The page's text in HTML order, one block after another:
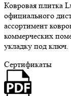
Ковровая плитка
официального
ассортимент
коммерческих
укладку под ключ.
Сертификаты